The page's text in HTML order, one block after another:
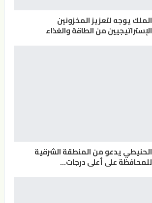
الملك يوجه لتعزيز المخزونين
الإستراتيجيين من الطاقة والغذاء
الحنيطي يدعو من المنطقة الشرقية
للمحافظة على أعلى درجات…